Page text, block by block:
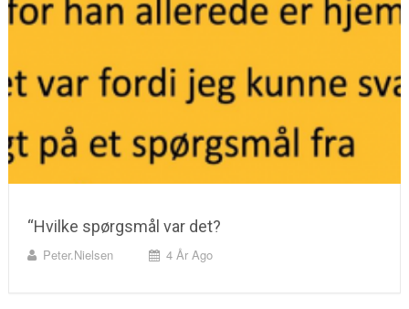
“Hvilke spørgsmål var det?
Peter.nielsen 4 År Ago